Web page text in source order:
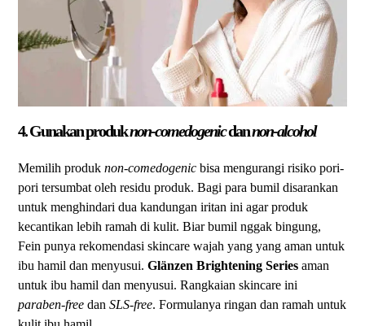
4. Gunakan produknon-comedogenicdannon-alcohol
Memilih produknon-comedogenic bisa mengurangi risiko pori-
pori tersumbat oleh residu produk. Bagi para bumil disarankan
untuk menghindari dua kandungan iritan ini agar produk
kecantikan lebih ramah di kulit. Biar bumil nggak bingung,
Fein punya rekomendasi skincare wajah yang yang aman untuk
ibu hamil dan menyusui.Glänzen Brightening Series aman
untuk ibu hamil dan menyusui. Rangkaian skincare ini
paraben-free danSLS-free. Formulanya ringan dan ramah untuk